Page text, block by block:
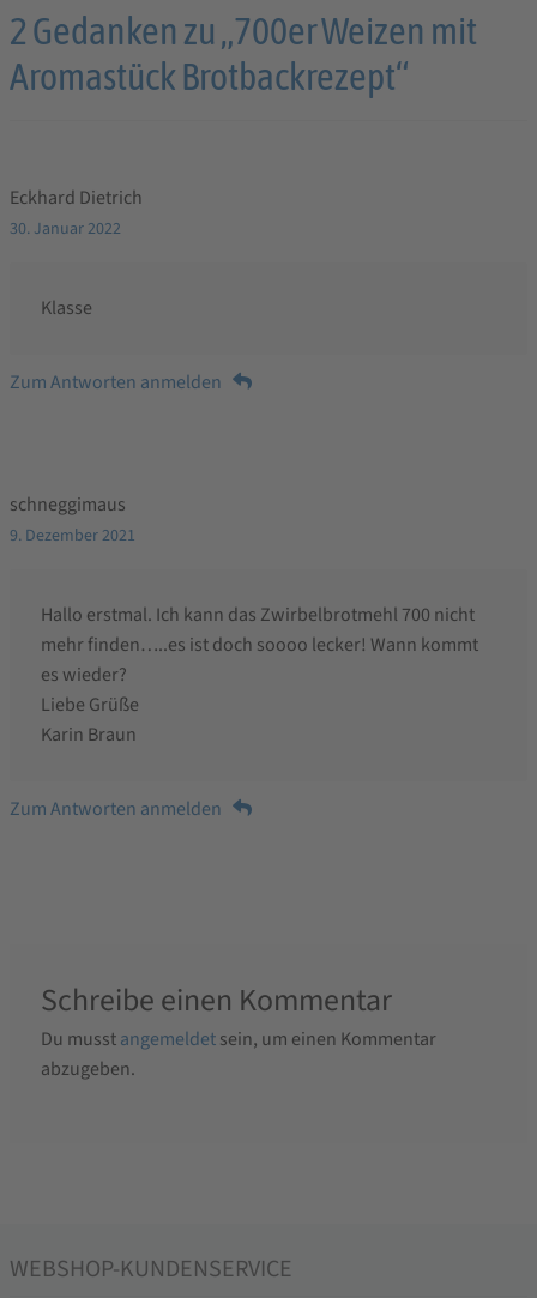
2 Gedanken zu „700er Weizen mit
Aromastück Brotbackrezept“
Eckhard Dietrich
30. Januar 2022
Klasse
Zum Antworten anmelden
schneggimaus
9. Dezember 2021
Hallo erstmal. Ich kann das Zwirbelbrotmehl 700 nicht
mehr finden…..es ist doch soooo lecker! Wann kommt
es wieder?
Liebe Grüße
Karin Braun
Zum Antworten anmelden
Schreibe einen Kommentar
Du musstangemeldetsein, um einen Kommentar
abzugeben.
WEBSHOP-KUNDENSERVICE